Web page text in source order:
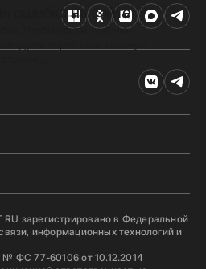
ошибка на сайте
Чтобы найти нужную
RU зарегистрировано в Федеральной
информационных технологий и
ФС 77-60106 от 10.12.2014